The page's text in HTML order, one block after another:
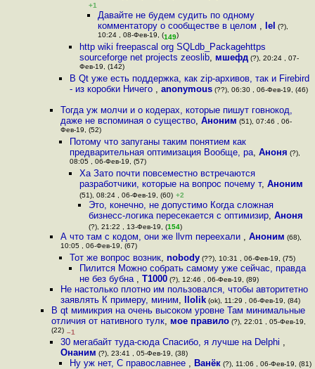
+1
Давайте не будем судить по одному
комментатору о сообществе в целом , lel (?),
10:24 , 08-Фев-19, (149)
http wiki freepascal org SQLdb_Packagehttps
sourceforge net projects zeoslib, мшефд(?), 20:24 , 07-
Фев-19, (142)
В Qt уже есть поддержка, как zip-архивов, так и Firebird
- из коробки Ничего ,anonymous (??), 06:30 , 06-Фев-19, (46)
Тогда уж молчи и о кодерах, которые пишут говнокод,
даже не вспоминая о существо, Аноним (51), 07:46 , 06-
Фев-19, (52)
Потому что запуганы таким понятием как
предварительная оптимизация Вообще, ра,Аноня (?),
08:05 , 06-Фев-19, (57)
Ха Зато почти повсеместно встречаются
разработчики, которые на вопрос почему т, Аноним
(51), 08:24 , 06-Фев-19, (60) +2
Это, конечно, не допустимо Когда сложная
бизнесс-логика пересекается с оптимизир, Аноня
(?), 21:22 , 13-Фев-19, (154)
А что там с кодом, они же llvm переехали , Аноним (68),
10:05 , 06-Фев-19, (67)
Тот же вопрос возник,nobody (??), 10:31 , 06-Фев-19, (75)
Пилится Можно собрать самому уже сейчас, правда
не без бубна , T1000(?), 12:46 , 06-Фев-19, (89)
Не настолько плотно им пользовался, чтобы авторитетно
заявлять К примеру, миним, llolik(ok), 11:29 , 06-Фев-19, (84)
В qt мимикрия на очень высоком уровне Там минимальные
отличия от нативного тулк, мое правило(?), 22:01 , 05-Фев-19,
(22) –1
30 мегабайт туда-сюда Спасибо, я лучше на Delphi ,
Онаним (?), 23:41 , 05-Фев-19, (38)
Ну уж нет, С православнее , Ванёк (?), 11:06 , 06-Фев-19, (81)